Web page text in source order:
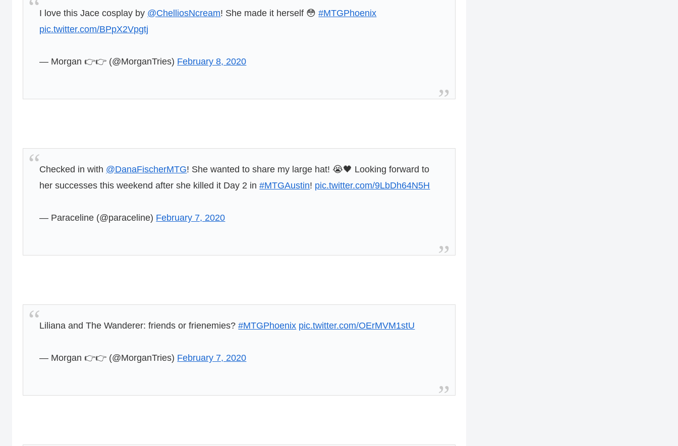
I love this Jace cosplay by @ChelliosNcream! She made it herself 😳#MTGPhoenix
pic.twitter.com/BPpX2Vpgtj
— Morgan 👉👉 (@MorganTries) February 8, 2020
Checked in with @DanaFischerMTG! She wanted to share my large hat! 😭🖤 Looking forward to
her successes this weekend after she killed it Day 2 in#MTGAustin! pic.twitter.com/9LbDh64N5H
— Paraceline (@paraceline) February 7, 2020
Liliana and The Wanderer: friends or frienemies?#MTGPhoenix pic.twitter.com/OErMVM1stU
— Morgan 👉👉 (@MorganTries) February 7, 2020